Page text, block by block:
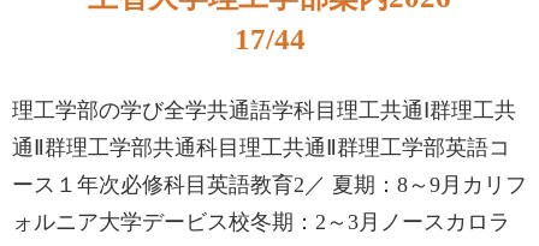
17/44
理工学部の学び全学共通語学科目理工共通Ⅰ群理工共
通Ⅱ群理工学部共通科目理工共通Ⅱ群理工学部英語コ
ース１年次必修科目英語教育2／ 夏期：8～9月カリフ
ォルニア大学デービス校冬期：2～3月ノースカロラ